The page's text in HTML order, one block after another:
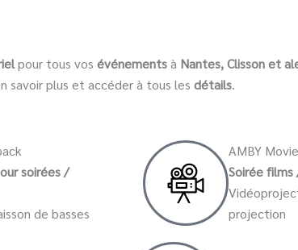
pour tous vos événementsà Nantes, Clisson et
savoir plus et accéder à tous les détails.
soirées /
de basses
AMBY
Soirée
projection